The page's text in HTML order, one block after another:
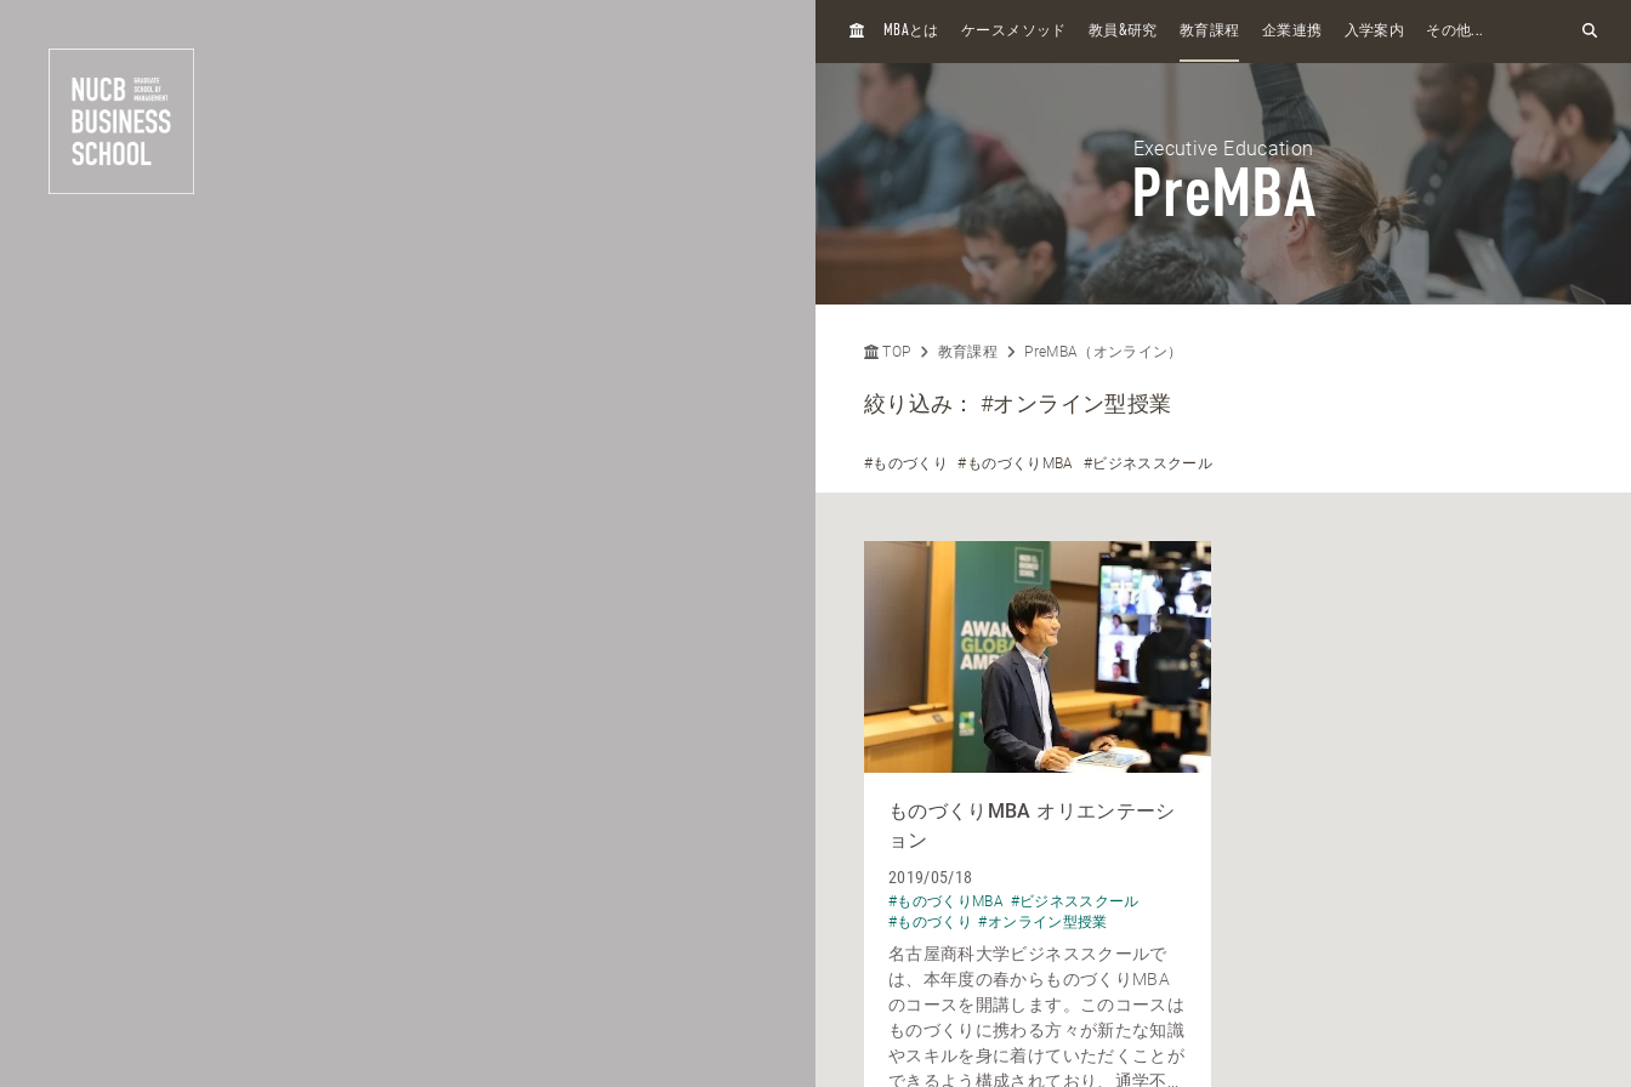
H
MBAとは ケースメソッド 教員&研究 教育課程 企業連携 入学案内 その他...
Executive Education
PreMBA
TOP 教育課程 PreMBA（オンライン）
絞り込み：#オンライン型授業
#ものづくり #ものづくりMBA #ビジネススクール
ものづくりMBA オリエンテーシ
ョン
2019/05/18
#ものづくりMBA #ビジネススクール
#ものづくり
#オンライン型授業
名古屋商科大学ビジネススクールで
は、本年度の春からものづくりMBA
のコースを開講します。このコースは
ものづくりに携わる方々が新たな知識
やスキルを身に着けていただくことが
できるよう構成されており、通学不...